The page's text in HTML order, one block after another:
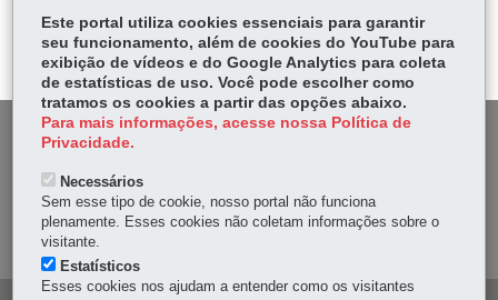
ok
itt
er
Ap
p
DENUNCIE CORRUPÇÃO
OUVIDORIA
Este portal utiliza cookies essenciais para garantir
seu funcionamento, além de cookies do YouTube para
exibição de vídeos e do Google Analytics para coleta
de estatísticas de uso. Você pode escolher como
tratamos os cookies a partir das opções abaixo.
Para mais informações, acesse nossa Política de
Privacidade.
Necessários
Sem esse tipo de cookie, nosso portal não funciona
plenamente. Esses cookies não coletam informações sobre o
visitante.
Estatísticos
Esses cookies nos ajudam a entender como os visitantes